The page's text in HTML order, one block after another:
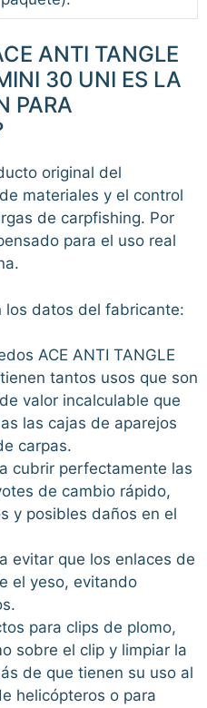
ANTI TANGLE
30 UNI ES LA
PARA
original del
materiales y el control
de carpfishing. Por
para el uso real
los datos del fabricante:
ACE ANTI TANGLE
tienen tantos usos que son
valor incalculable que
las cajas de aparejos
carpas.
cubrir perfectamente las
de cambio rápido,
y posibles daños en el
evitar que los enlaces de
el yeso, evitando
para clips de plomo,
sobre el clip y limpiar la
de que tienen su uso al
helicópteros o para